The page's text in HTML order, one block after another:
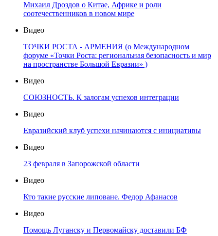
Михаил Дроздов о Китае, Африке и роли
соотечественников в новом мире
Видео
ТОЧКИ РОСТА - АРМЕНИЯ (о Международном
форуме «Точки Роста: региональная безопасность и мир
на пространстве Большой Евразии» )
Видео
СОЮЗНОСТЬ. К залогам успехов интеграции
Видео
Евразийский клуб успехи начинаются с инициативы
Видео
23 февраля в Запорожской области
Видео
Кто такие русские липоване. Федор Афанасов
Видео
Помощь Луганску и Первомайску доставили БФ